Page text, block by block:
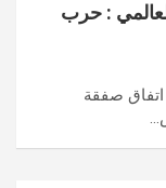
: حرب
اتفاق صفقة